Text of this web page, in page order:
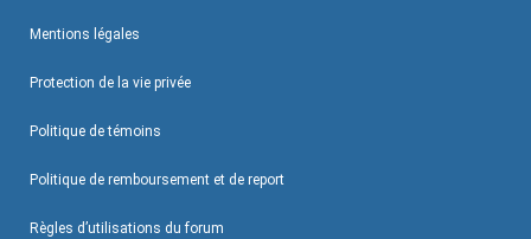
Mentions légales
Protection de la vie privée
Politique de témoins
Politique de remboursement et de report
Règles d’utilisations du forum